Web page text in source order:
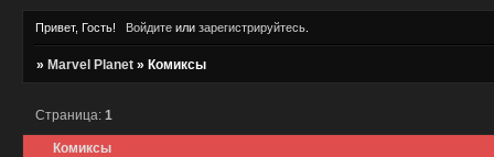
Привет, Гость! Войдитеили зарегистрируйтесь.
»Marvel Planet »Комиксы
Комиксы
Страница:1